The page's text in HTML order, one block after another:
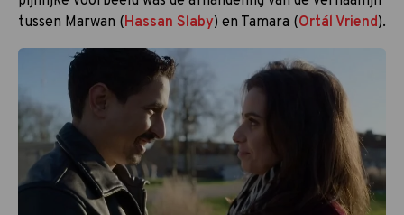
tussen Marwan (Hassan Slaby) en Tamara (Ortál Vriend).